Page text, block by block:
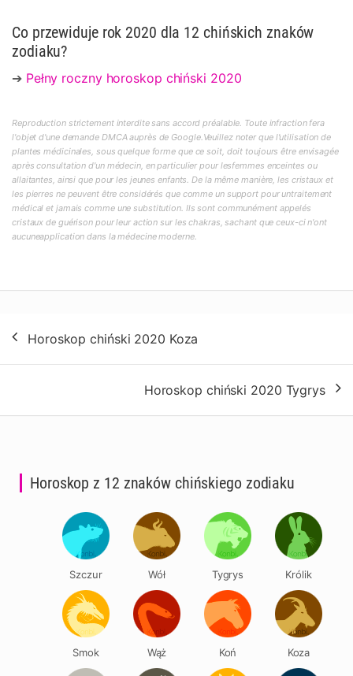
Co przewiduje rok 2020 dla 12 chińskich znaków
zodiaku?
➔ Pełny roczny horoskop chiński 2020
Reproduction strictement interdite sans accord préalable. Toute infraction fera
l'objet d'une demande DMCA auprès de Google.Veuillez noter que l'utilisation de
plantes médicinales, sous quelque forme que ce soit, doit toujours être envisagée
après consultation d'un médecin, en particulier pour lesfemmes enceintes ou
allaitantes, ainsi que pour les jeunes enfants. De la même manière, les cristaux et
les pierres ne peuvent être considérés que comme un support pour untraitement
médical et jamais comme une substitution. Ils sont communément appelés
cristaux de guérison pour leur action sur les chakras, sachant que ceux-ci n'ont
aucuneapplication dans la médecine moderne.
wpisuHoroskop chiński 2020 Koza
Horoskop chiński 2020 Tygrys
Horoskop z 12 znaków chińskiego zodiaku
Szczur Wół Tygrys Królik
Smok Wąż Koń Koza